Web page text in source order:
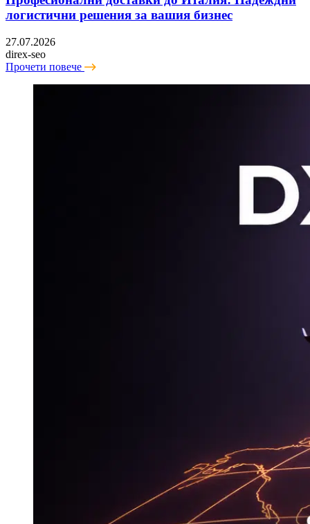
логистични решения за вашия бизнес
27.07.2026
direx-seo
Прочети повече